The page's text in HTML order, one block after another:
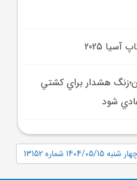
2025
هشدار براي کشتي
شود
شماره 13152